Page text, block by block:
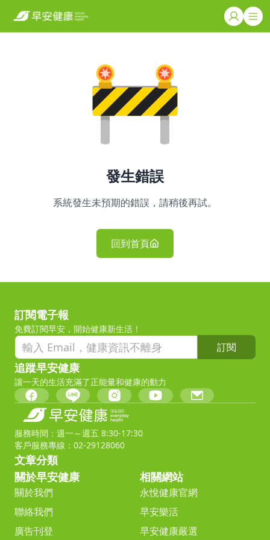
發生錯誤
系統發生未預期的錯誤，請稍後再試。
回到首頁
訂閱電子報
免費訂閱早安，開始健康新生活！
訂閱
追蹤早安健康
讓一天的生活充滿了正能量和健康的動力
服務時間：週一～週五 8:30-17:30
客戶服務專線：02-29128060
文章分類
關於早安健康
關於我們
聯絡我們
廣告刊登
相關網站
永悅健康官網
早安樂活
早安健康嚴選